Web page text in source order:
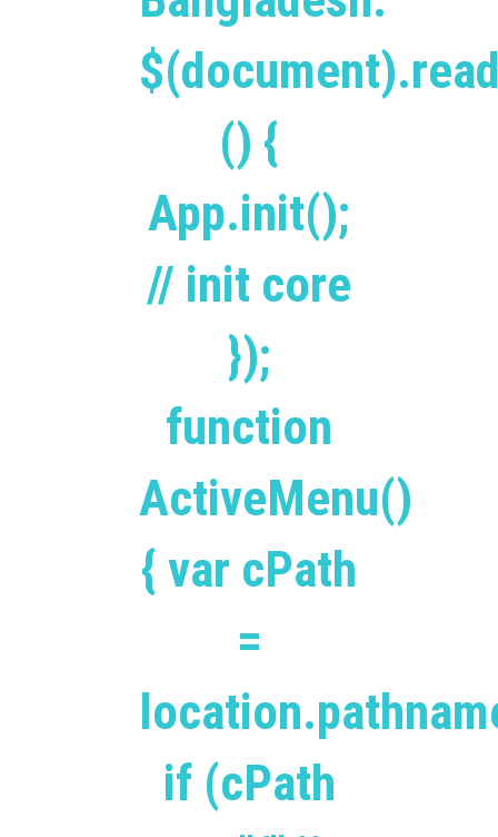
() {
App.init();
// init core
});
function
ActiveMenu()
{ var cPath
=
if (cPath